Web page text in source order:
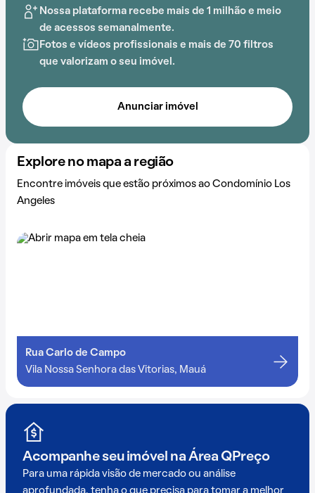
Nossa plataforma recebe mais de 1 milhão e meio
de acessos semanalmente.
Fotos e vídeos profissionais e mais de 70 filtros
que valorizam o seu imóvel.
Anunciar imóvel
Explore no mapa a região
Encontre imóveis que estão próximos ao Condomínio Los
Angeles
Rua Carlo de Campo
Vila Nossa Senhora das Vitorias, Mauá
Acompanhe seu imóvel na Área QPreço
Para uma rápida visão de mercado ou análise
aprofundada, tenha o que precisa para tomar a melhor